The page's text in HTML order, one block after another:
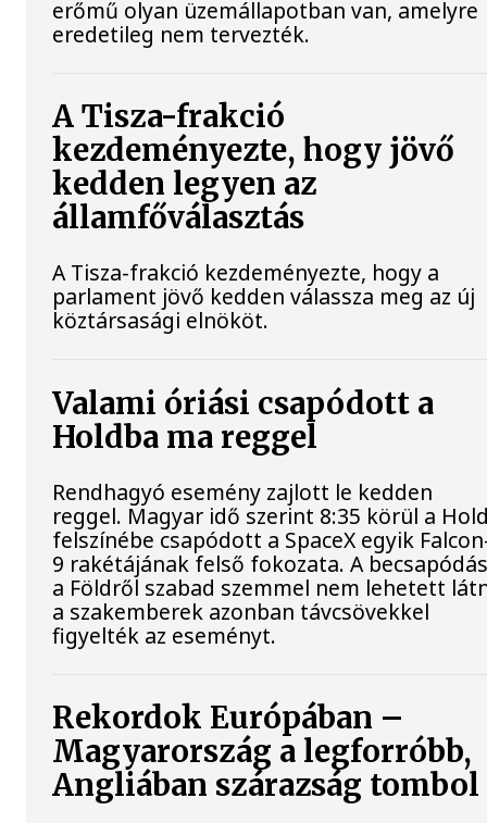
erőmű olyan üzemállapotban van, amelyre
eredetileg nem tervezték.
A Tisza-frakció
kezdeményezte, hogy jövő
kedden legyen az
államfőválasztás
A Tisza-frakció kezdeményezte, hogy a
parlament jövő kedden válassza meg az új
köztársasági elnököt.
Valami óriási csapódott a
Holdba ma reggel
Rendhagyó esemény zajlott le kedden
reggel. Magyar idő szerint 8:35 körül a
felszínébe csapódott a SpaceX egyik
9 rakétájának felső fokozata. A
a Földről szabad szemmel nem lehetett
a szakemberek azonban távcsövekkel
figyelték az eseményt.
Rekordok Európában –
Magyarország a legforróbb,
Angliában szárazság tombol